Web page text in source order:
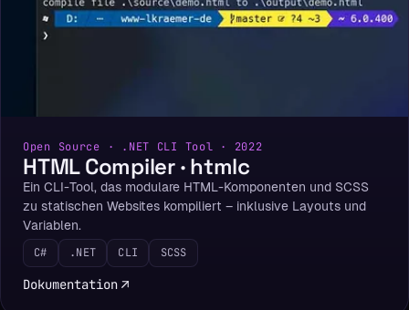
Open Source · .NET CLI Tool · 2022
HTML Compiler · htmlc
Ein CLI-Tool, das modulare HTML-Komponenten und SCSS
zu statischen Websites kompiliert – inklusive Layouts und
Variablen.
C#
.NET CLI SCSS
Dokumentation